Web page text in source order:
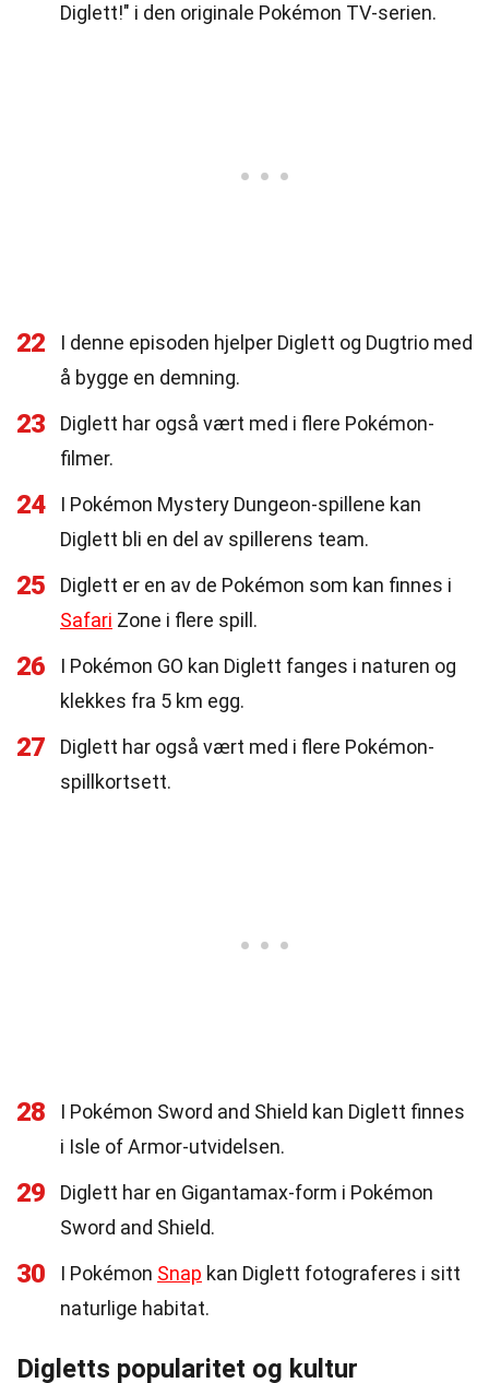
Diglett!" i den originale Pokémon TV-serien.
22
I denne episoden hjelper Diglett og Dugtrio med
å bygge en demning.
23
Diglett har også vært med i flere Pokémon-
filmer.
24
I Pokémon Mystery Dungeon-spillene kan
Diglett bli en del av spillerens team.
25
Diglett er en av de Pokémon som kan finnes i
Safari Zone i flere spill.
26
I Pokémon GO kan Diglett fanges i naturen og
klekkes fra 5 km egg.
27
Diglett har også vært med i flere Pokémon-
spillkortsett.
28
I Pokémon Sword and Shield kan Diglett finnes
i Isle of Armor-utvidelsen.
29
Diglett har en Gigantamax-form i Pokémon
Sword and Shield.
30 I Pokémon Snap kan Diglett fotograferes i sitt
naturlige habitat.
Digletts popularitet og kultur